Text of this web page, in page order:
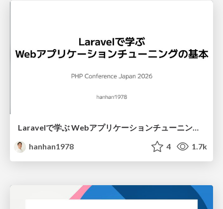
Laravelで学ぶ Webアプリケーションチューニング入門/web_application_tuning_101
hanhan1978
4 1.7k